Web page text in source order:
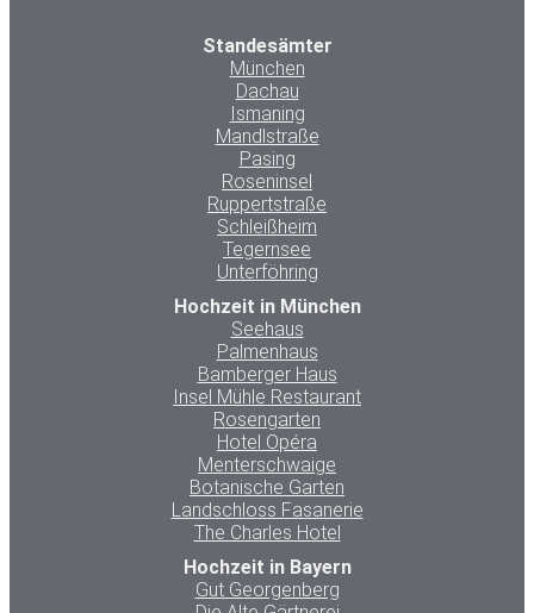
Standesämter
München
Dachau
Ismaning
Mandlstraße
Pasing
Roseninsel
Ruppertstraße
Schleißheim
Tegernsee
Unterföhring
Hochzeit in München
Seehaus
Palmenhaus
Bamberger Haus
Insel Mühle Restaurant
Rosengarten
Hotel Opéra
Menterschwaige
Botanische Garten
Landschloss Fasanerie
The Charles Hotel
Hochzeit in Bayern
Gut Georgenberg